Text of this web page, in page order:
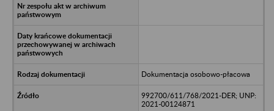
Dokumentacja osobowo-płacowa
992700/611/768/2021-DER; UNP:
2021-00124871